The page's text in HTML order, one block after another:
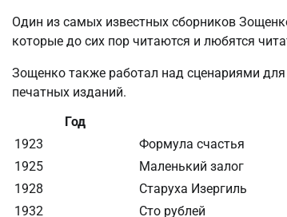
Один из самых известных сборников
которые до сих пор читаются и любятся
Зощенко также работал над сценариями
печатных изданий.
Год
1923
Формула счастья
1925
Маленький залог
1928
Старуха Изергиль
1932
Сто рублей